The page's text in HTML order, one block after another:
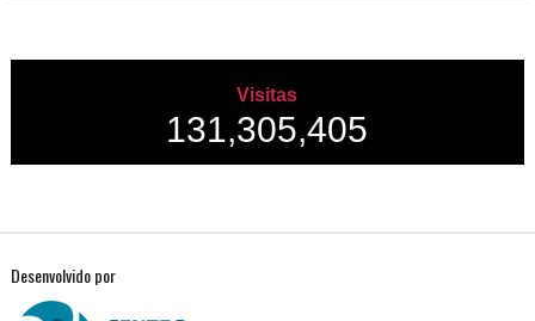
Visitas
131,305,405
Desenvolvido por